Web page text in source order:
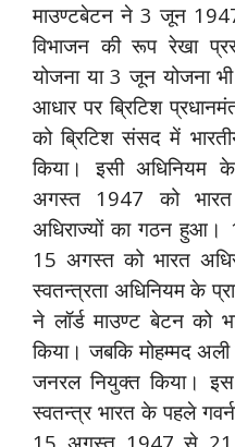
माउण्टबेटन ने 3 जून
विभाजन की रूप रेखा
योजना या 3 जून योजना
आधार पर ब्रिटिश
को ब्रिटिश संसद में
किया। इसी अधिनियम
अगस्त 1947 को भारत
अधिराज्यों का गठन हुआ।
15 अगस्त को भारत
स्वतन्त्रता अधिनियम के
ने लॉर्ड माउण्ट बेटन को
किया। जबकि मोहम्मद अली
जनरल नियुक्त किया।
स्वतन्त्र भारत के पहले